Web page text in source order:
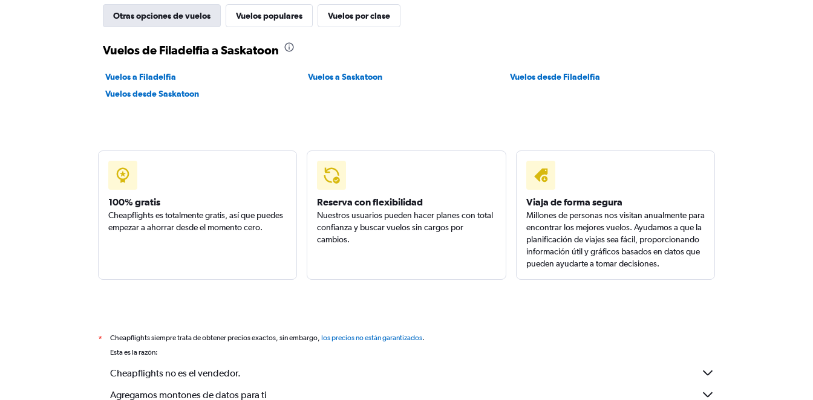
Otras opciones de vuelos Vuelos populares Vuelos por clase
Vuelos de Filadelfia a Saskatoon
Vuelos a Filadelfia Vuelos a Saskatoon
Vuelos desde Filadelfia
Vuelos desde Saskatoon
100% gratis
Cheapflights es totalmente gratis, así que puedes
empezar a ahorrar desde el momento cero.
Reserva con flexibilidad
Nuestros usuarios pueden hacer planes con total
confianza y buscar vuelos sin cargos por
cambios.
Viaja de forma segura
Millones de personas nos visitan anualmente para
encontrar los mejores vuelos. Ayudamos a que la
planificación de viajes sea fácil, proporcionando
información útil y gráficos basados en datos que
pueden ayudarte a tomar decisiones.
* Cheapflights siempre trata de obtener precios exactos, sin embargo, los precios no están garantizados.
Esta es la razón:
Cheapflights no es el vendedor.
Agregamos montones de datos para ti